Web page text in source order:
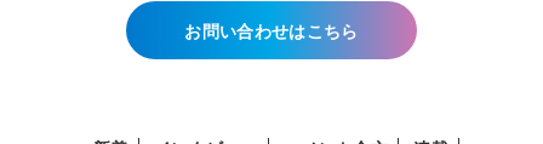
お問い合わせはこちら